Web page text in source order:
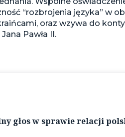
“rozbrojenia języka” w
oraz wzywa do
Pawła II.
głos w sprawie relacji